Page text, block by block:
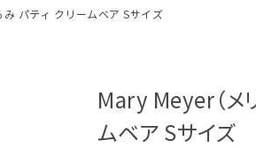
パティ クリームベア Sサイズ
Mary Meyer（メ
ムベア Sサイズ